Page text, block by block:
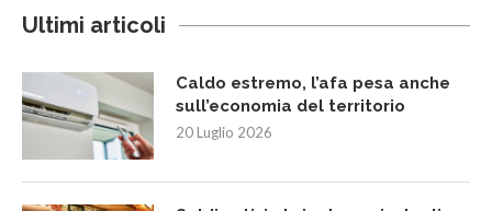
Ultimi articoli
Caldo estremo, l’afa pesa anche
sull’economia del territorio
20 Luglio 2026